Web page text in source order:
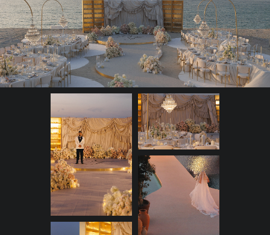
на террасе, продолжилось
романтическим ужином прямо
у воды под звездами
и завершилось зажигательной
after-partyв приватном
Celebration Suite.
Важным пожеланием невесты
было обилие свечей — вокруг
них построили всю эстетику.
Мерцающий свет стал главным
героем декора, создавая
теплую и праздничную